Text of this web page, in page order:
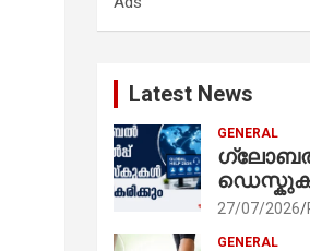
Latest News
GENERAL
27/07/2026
GENERAL